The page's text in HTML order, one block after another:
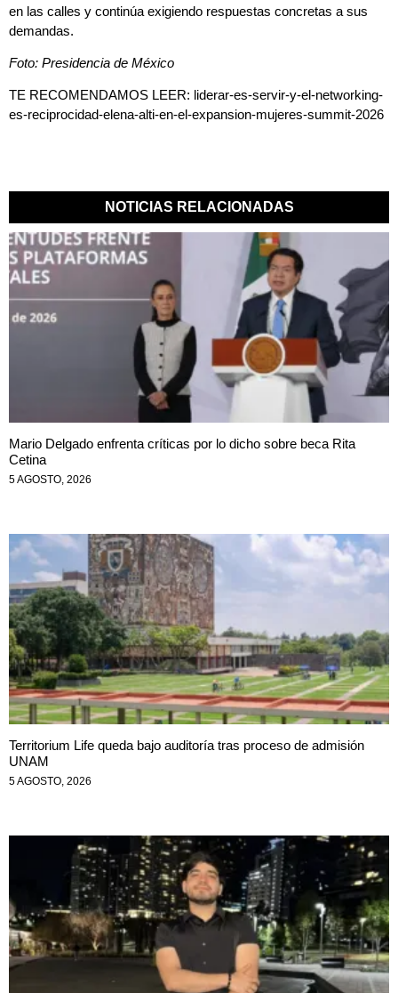
en las calles y continúa exigiendo respuestas concretas a sus
demandas.
Foto: Presidencia de México
TE RECOMENDAMOS LEER: liderar-es-servir-y-el-networking-
es-reciprocidad-elena-alti-en-el-expansion-mujeres-summit-2026
NOTICIAS RELACIONADAS
Mario Delgado enfrenta críticas por lo dicho sobre beca Rita
Cetina
5 AGOSTO, 2026
Territorium Life queda bajo auditoría tras proceso de admisión
UNAM
5 AGOSTO, 2026